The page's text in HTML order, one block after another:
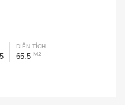
DIỆN TÍCH
65.5 M2